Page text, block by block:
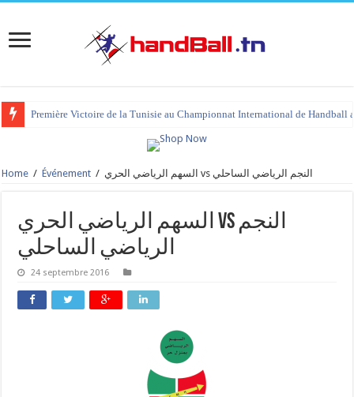
Première Victoire de la Tunisie au Championnat International de Handball
Home / Événement / السهم الرياضي الحري‎ vs النجم الرياضي الساحلي
السهم الرياضي الحري‎ vs النجم
الرياضي الساحلي
24 septembre 2016